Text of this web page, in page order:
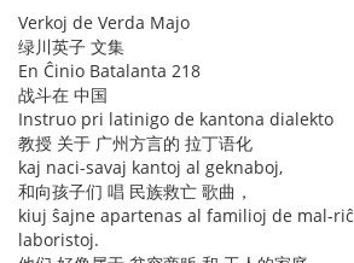
Verkoj de Verda Majo
绿川英子 文集
En Ĉinio Batalanta 218
战斗在 中国
Instruo pri latinigo de kantona dialekto
教授 关于 广州方言的 拉丁语化
kaj naci-savaj kantoj al geknaboj,
和向孩子们 唱 民族救亡 歌曲，
kiuj ŝajne apartenas al familioj de mal-
laboristoj.